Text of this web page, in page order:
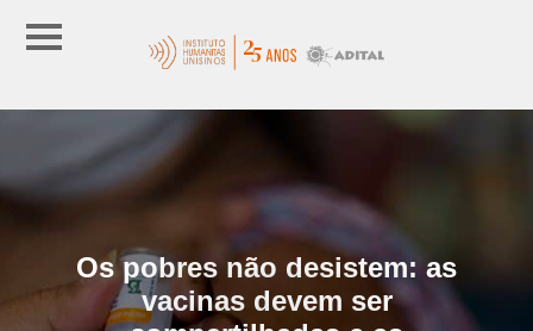
Os pobres não desistem: as
vacinas devem ser